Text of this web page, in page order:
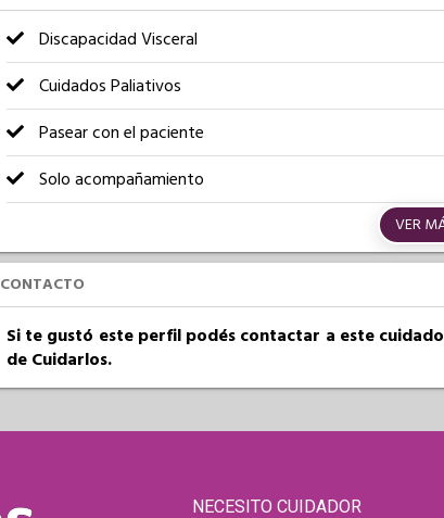
Discapacidad Visceral
Cuidados Paliativos
Pasear con el paciente
Solo acompañamiento
VER
CONTACTO
Si te gustó este perfil podés contactar a este
de Cuidarlos.
NECESITO CUIDADOR